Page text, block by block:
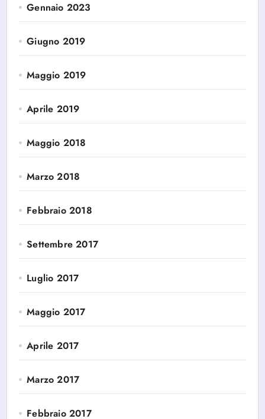
Gennaio 2023
Giugno 2019
Maggio 2019
Aprile 2019
Maggio 2018
Marzo 2018
Febbraio 2018
Settembre 2017
Luglio 2017
Maggio 2017
Aprile 2017
Marzo 2017
Febbraio 2017